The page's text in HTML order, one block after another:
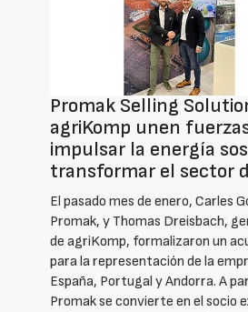
Promak Selling
agriKomp unen
impulsar la energía
transformar el sector
El pasado mes de enero, Carles
Promak, y Thomas Dreisbach,
de agriKomp, formalizaron un
para la representación de la
España, Portugal y Andorra. A
Promak se convierte en el socio